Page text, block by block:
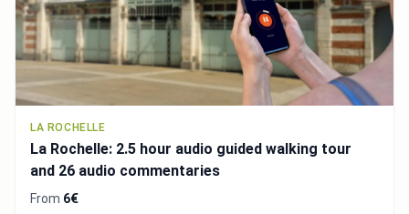
LA ROCHELLE
La Rochelle: 2.5 hour audio guided walking tour
and 26 audio commentaries
From 6€